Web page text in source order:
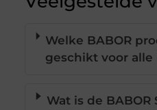
Welke BABOR
geschikt voor alle
Wat is de BABOR